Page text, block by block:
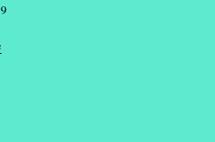
der Muthesius Kunsthochschule,